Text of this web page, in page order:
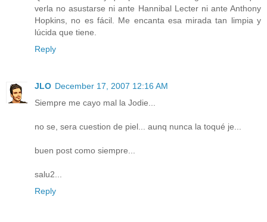
verla no asustarse ni ante Hannibal Lecter ni ante Anthony
Hopkins, no es fácil. Me encanta esa mirada tan limpia y
lúcida que tiene.
Reply
JLO December 17, 2007 12:16 AM
Siempre me cayo mal la Jodie...
no se, sera cuestion de piel... aunq nunca la toqué je...
buen post como siempre...
salu2...
Reply